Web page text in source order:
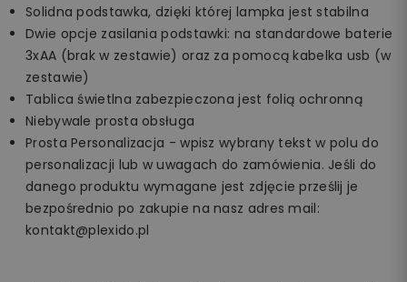
Solidna podstawka, dzięki której lampka jest stabilna
Dwie opcje zasilania podstawki: na standardowe baterie
3xAA (brak w zestawie) oraz za pomocą kabelka usb (w
zestawie)
Tablica świetlna zabezpieczona jest folią ochronną
Niebywale prosta obsługa
Prosta Personalizacja - wpisz wybrany tekst w polu do
personalizacji lub w uwagach do zamówienia. Jeśli do
danego produktu wymagane jest zdjęcie prześlij je
bezpośrednio po zakupie na nasz adres mail:
kontakt@plexido.pl